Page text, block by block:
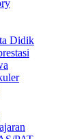
Didik